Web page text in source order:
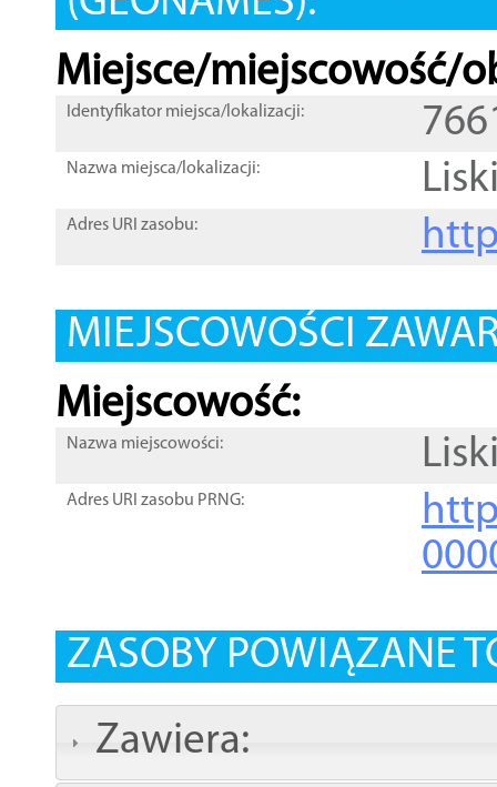
Miejsce/miejscowość/
Identyfikator miejsca/lokalizacji:
Nazwa miejsca/lokalizacji:
Adres URI zasobu:
MIEJSCOWOŚCI
Miejscowość:
Nazwa miejscowości:
Adres URI zasobu PRNG:
ZASOBY POWIĄZANE
Zawiera: